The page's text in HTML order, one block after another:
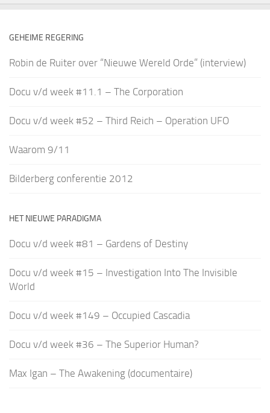
GEHEIME REGERING
Robin de Ruiter over “Nieuwe Wereld Orde” (interview)
Docu v/d week #11.1 – The Corporation
Docu v/d week #52 – Third Reich – Operation UFO
Waarom 9/11
Bilderberg conferentie 2012
HET NIEUWE PARADIGMA
Docu v/d week #81 – Gardens of Destiny
Docu v/d week #15 – Investigation Into The Invisible
World
Docu v/d week #149 – Occupied Cascadia
Docu v/d week #36 – The Superior Human?
Max Igan – The Awakening (documentaire)